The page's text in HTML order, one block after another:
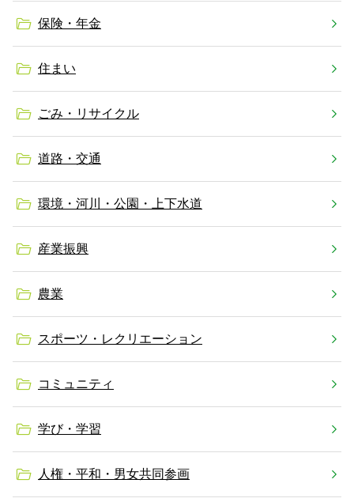
保険・年金
住まい
ごみ・リサイクル
道路・交通
環境・河川・公園・上下水道
産業振興
農業
スポーツ・レクリエーション
コミュニティ
学び・学習
人権・平和・男女共同参画